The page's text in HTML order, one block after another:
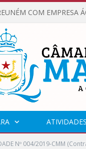
Nº 004/2019-CMM